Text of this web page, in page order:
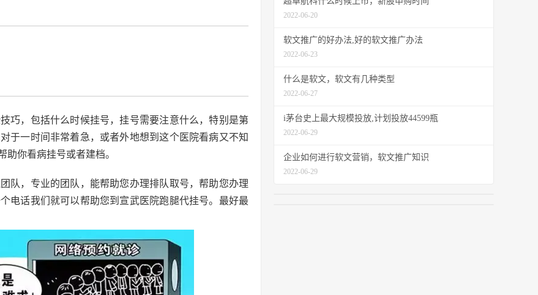
巧，包括什么时候挂号，挂号需要注意什么，特别是第
于一时间非常着急，或者外地想到这个医院看病又不知
你看病挂号或者建档。
队，专业的团队，能帮助您办理排队取号，帮助您办理
电话我们就可以帮助您到宣武医院跑腿代挂号。最好最
2022-06-20
软文推广的好办法,好的软文推广办法
2022-06-23
什么是软文，软文有几种类型
2022-06-27
i茅台史上最大规模投放,计划投放44599瓶
2022-06-29
企业如何进行软文营销，软文推广知识
2022-06-29